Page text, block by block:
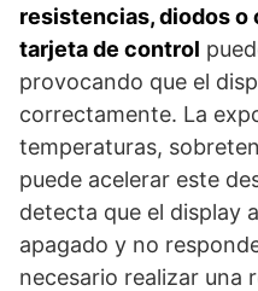
resistencias, diodos o
tarjeta de control
provocando que el
correctamente. La
temperaturas,
puede acelerar este
detecta que el display
apagado y no
necesario realizar una